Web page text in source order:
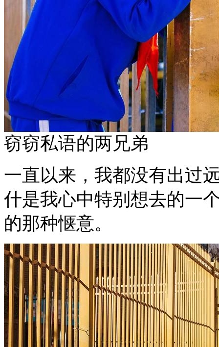
窃窃私语的两兄弟
一直以来，我都没有出过
什是我心中特别想去的一
的那种惬意。